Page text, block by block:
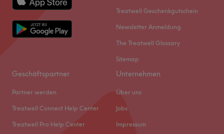
Treatwell Geschenkgutschein
Newsletter Anmeldung
The Treatwell Glossary
Sitemap
Geschäftspartner
Partner werden
Treatwell Connect Help Center
Treatwell Pro Help Center
Unternehmen
Über uns
Jobs
Impressum